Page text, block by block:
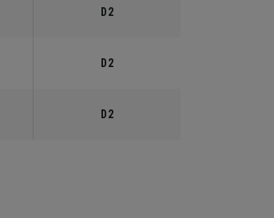
D2
D2
D2